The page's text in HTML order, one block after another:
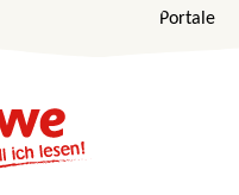
Portale